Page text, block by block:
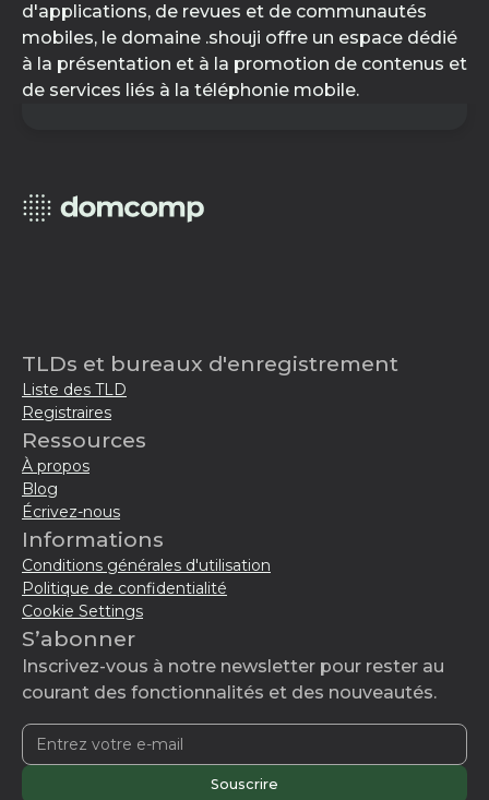
d'applications, de revues et de communautés
mobiles, le domaine .shouji offre un espace dédié
à la présentation et à la promotion de contenus et
de services liés à la téléphonie mobile.
TLDs et bureaux d'enregistrement
Liste des TLD
Registraires
Ressources
À propos
Blog
Écrivez-nous
Informations
Conditions générales d'utilisation
Politique de confidentialité
Cookie Settings
S’abonner
Inscrivez-vous à notre newsletter pour rester au
courant des fonctionnalités et des nouveautés.